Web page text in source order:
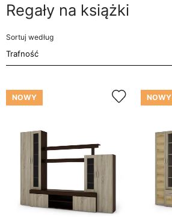
Regały na książki
Sortuj według
NOWY NOWY